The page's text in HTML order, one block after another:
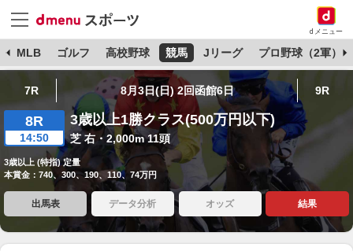
dメニュー
MLB ゴルフ 高校野球 競馬 Jリーグ プロ野球（2軍）
7R 8月3日(日) 2回函館6日 9R
8R
14:50
3歳以上1勝クラス(500万円以下)
芝 右・2,000m 11頭
3歳以上 (特指) 定量
本賞金：740、300、190、110、74万円
出馬表 データ分析 オッズ 結果